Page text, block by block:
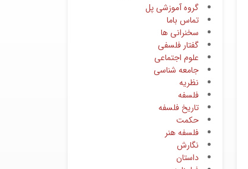
گروه آموزشی پل
تماس باما
سخنرانی ها
گفتار فلسفی
علوم اجتماعی
جامعه شناسی
نظریه
فلسفه
تاریخ فلسفه
حکمت
فلسفه هنر
نگارش
داستان